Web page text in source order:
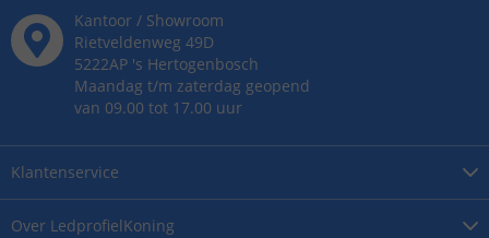
Over LedprofielKoning
Klantenservice
Kantoor / Showroom
Rietveldenweg 49D
5222AP 's Hertogenbosch
Maandag t/m zaterdag geopend
van 09.00 tot 17.00 uur